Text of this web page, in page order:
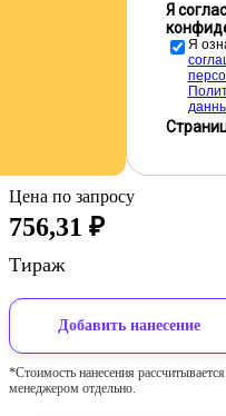
Я
Я
Цена по запросу
756,31 ₽
Тираж
Добавить нанесение
*Стоимость нанесения рассчитывается
менеджером отдельно.